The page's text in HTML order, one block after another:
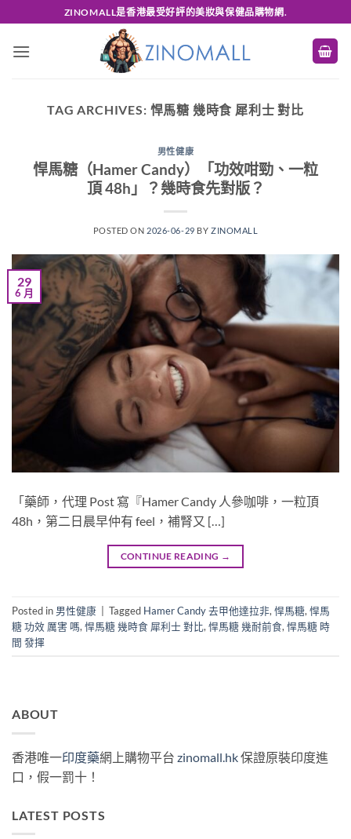
to
content
ZINOMALL是香港最受好評的美妝與保健品購物網.
TAG ARCHIVES: 悍馬糖 幾時食 犀利士 對比
男性健康
悍馬糖（Hamer Candy）「功效咁勁、一粒
頂 48h」？幾時食先對版？
POSTED ON 2026-06-29 BY ZINOMALL
29
6 月
「藥師，代理 Post 寫『Hamer Candy 人參咖啡，一粒頂
48h，第二日晨早仲有 feel，補腎又 […]
CONTINUE READING →
Posted in 男性健康 Tagged Hamer Candy 去甲他達拉非, 悍馬糖, 悍馬
糖 功效 厲害 嗎, 悍馬糖 幾時食 犀利士 對比, 悍馬糖 幾耐前食, 悍馬糖 時
間 發揮
ABOUT
香港唯一印度藥網上購物平台 zinomall.hk保證原裝印度進
口，假一罰十！
LATEST POSTS